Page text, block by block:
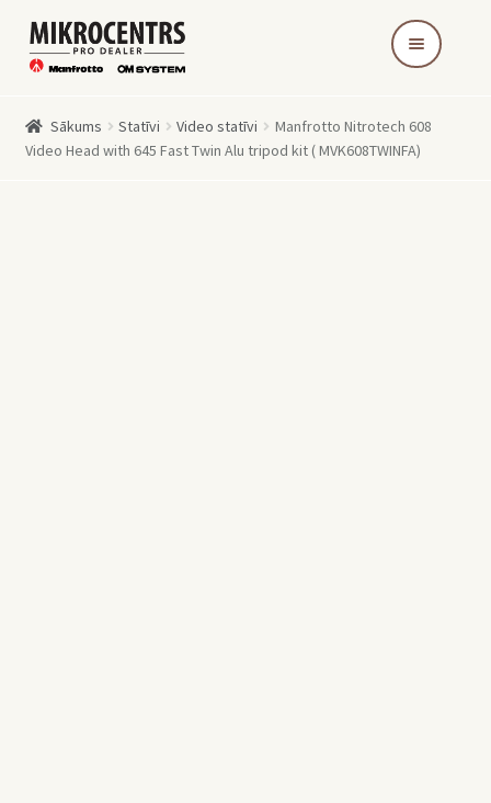
Skip
to
Skip
to
Sākums Statīvi Video statīvi
Manfrotto Nitrotech 608
Video Head with 645 Fast Twin Alu tripod kit ( MVK608TWINFA)